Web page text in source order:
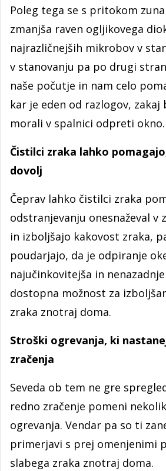
Poleg tega se s pritokom
zmanjša raven ogljikovega
najrazličnejših mikrobov v
v stanovanju pa po drugi
naše počutje in nam celo
kar je eden od razlogov,
morali v spalnici odpreti okno.
Čistilci zraka lahko
dovolj
Čeprav lahko čistilci zraka
odstranjevanju onesnaževal
in izboljšajo kakovost zraka,
poudarjajo, da je odpiranje
najučinkovitejša in
dostopna možnost za
zraka znotraj doma.
Stroški ogrevanja, ki
zračenja
Seveda ob tem ne gre
redno zračenje pomeni
ogrevanja. Vendar pa so ti
primerjavi s prej omenjenimi
slabega zraka znotraj doma.